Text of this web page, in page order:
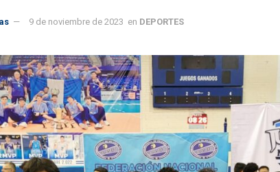
9 de noviembre de 2023 en DEPORTES